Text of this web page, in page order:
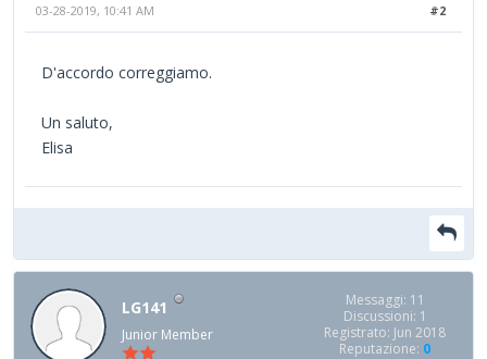
#2
03-28-2019, 10:41 AM
D'accordo correggiamo.
Un saluto,
Elisa
LG141
Junior Member
Messaggi: 11
Discussioni: 1
Registrato: Jun 2018
Reputazione: 0